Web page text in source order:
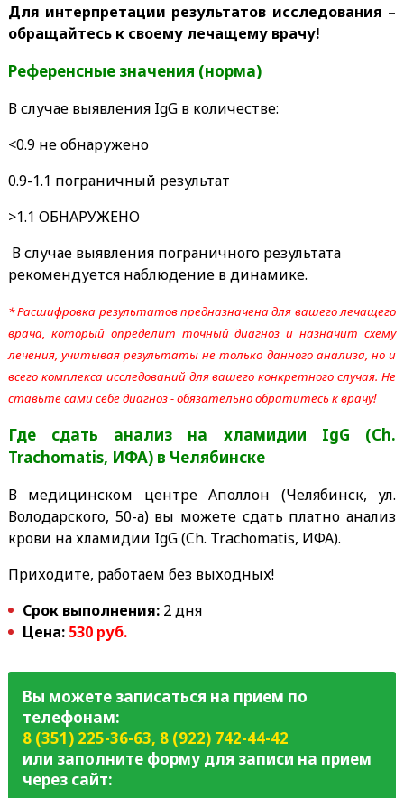
Для интерпретации результатов исследования –
обращайтесь к своему лечащему врачу!
Референсные значения (норма)
В случае выявления IgG в количестве:
<0.9 не обнаружено
0.9-1.1 пограничный результат
>1.1 ОБНАРУЖЕНО
В случае выявления пограничного результата
рекомендуется наблюдение в динамике.
* Расшифровка результатов предназначена для вашего лечащего
врача, который определит точный диагноз и назначит схему
лечения, учитывая результаты не только данного анализа, но и
всего комплекса исследований для вашего конкретного случая. Не
ставьте сами себе диагноз - обязательно обратитесь к врачу!
Где сдать анализ на хламидии IgG (Ch.
Trachomatis, ИФА) в Челябинске
В медицинском центре Аполлон (Челябинск, ул.
Володарского, 50-а) вы можете сдать платно анализ
крови на хламидии IgG (Ch. Trachomatis, ИФА).
Приходите, работаем без выходных!
Срок выполнения:2 дня
Цена: 530 руб.
Вы можете записаться на прием по
телефонам:
8 (351) 225-36-63, 8 (922) 742-44-42
или заполните форму для записи на прием
через сайт: